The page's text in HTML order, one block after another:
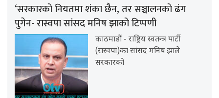
‘सरकारको नियतमा शंका छैन, तर सञ्चालनको ढंग
पुगेन- रास्वपा सांसद मनिष झाको टिप्पणी
काठमाडौं - राष्ट्रिय स्वतन्त्र पार्टी
(रास्वपा)का सांसद मनिष झाले
सरकारको